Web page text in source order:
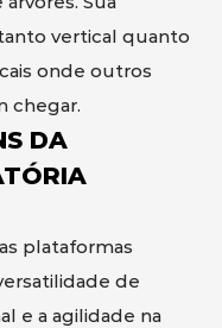
vertical quanto
onde outros
chegar.
DA
plataformas
de
e a agilidade na